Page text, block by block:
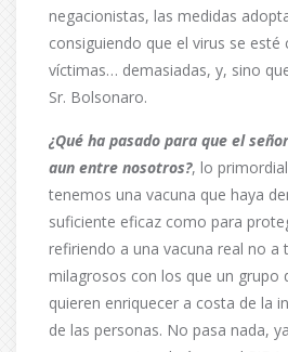
negacionistas, las medidas
consiguiendo que el virus se esté
víctimas… demasiadas, y, sino
Sr. Bolsonaro.
¿Qué ha pasado para que el
aun entre nosotros?, lo
tenemos una vacuna que haya
suficiente eficaz como para
refiriendo a una vacuna real no a
milagrosos con los que un grupo
quieren enriquecer a costa de la
de las personas. No pasa nada,